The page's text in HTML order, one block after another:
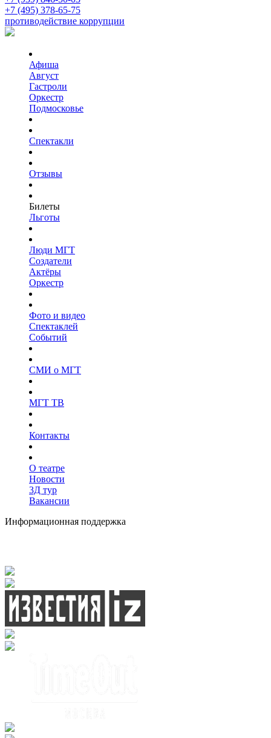
+7 (495) 378-65-75
противодействие коррупции
Афиша
Август
Гастроли
Оркестр
Подмосковье
Спектакли
Отзывы
Билеты
Льготы
Люди МГТ
Создатели
Актёры
Оркестр
Фото и видео
Спектаклей
Событий
СМИ о МГТ
МГТ ТВ
Контакты
О театре
Новости
3Д тур
Вакансии
Информационная поддержка